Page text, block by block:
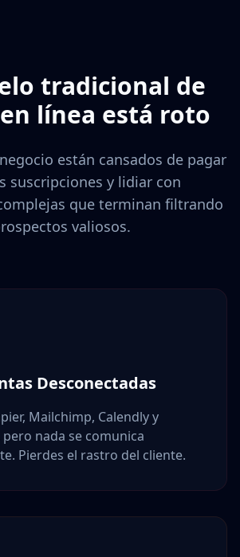
tradicional de
línea está roto
están cansados de pagar
suscripciones y lidiar con
que terminan filtrando
valiosos.
Desconectadas
Mailchimp, Calendly y
pero nada se comunica
Pierdes el rastro del cliente.